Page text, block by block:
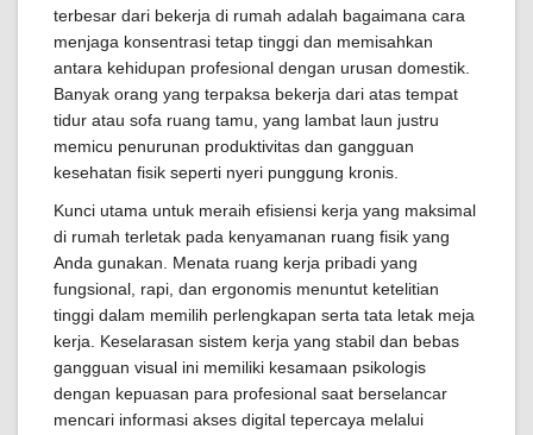
terbesar dari bekerja di rumah adalah bagaimana cara
menjaga konsentrasi tetap tinggi dan memisahkan
antara kehidupan profesional dengan urusan domestik.
Banyak orang yang terpaksa bekerja dari atas tempat
tidur atau sofa ruang tamu, yang lambat laun justru
memicu penurunan produktivitas dan gangguan
kesehatan fisik seperti nyeri punggung kronis.
Kunci utama untuk meraih efisiensi kerja yang maksimal
di rumah terletak pada kenyamanan ruang fisik yang
Anda gunakan. Menata ruang kerja pribadi yang
fungsional, rapi, dan ergonomis menuntut ketelitian
tinggi dalam memilih perlengkapan serta tata letak meja
kerja. Keselarasan sistem kerja yang stabil dan bebas
gangguan visual ini memiliki kesamaan psikologis
dengan kepuasan para profesional saat berselancar
mencari informasi akses digital tepercaya melalui